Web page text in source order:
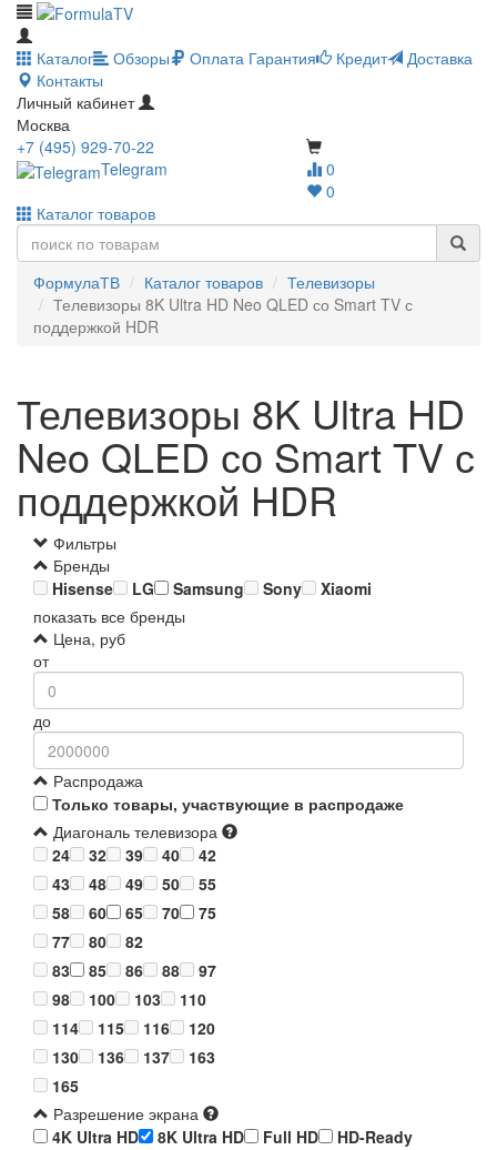
Каталог Обзоры Оплата Гарантия Кредит
Доставка
Контакты
Личный кабинет
Москва
0
0
+7 (495) 929-70-22
Telegram
Каталог товаров
ФормулаТВ Каталог товаров
Телевизоры
Телевизоры 8K Ultra HD Neo QLED со Smart TV с
поддержкой HDR
Телевизоры 8K Ultra HD
Neo QLED со Smart TV с
поддержкой HDR
Фильтры
Бренды
Hisense
LG Samsung Sony
Xiaomi
показать все бренды
Цена, руб
от
до
Распродажа
Только товары, участвующие в распродаже
Диагональ телевизора
24
32 39 40
42
43
48 49 50
55
58
60 65 70
75
77
80
82
83
85 86 88
97
98
100 103
110
114
115 116
120
130
136 137
163
165
Разрешение экрана
4K Ultra HD
8K Ultra HD Full HD
HD-Ready